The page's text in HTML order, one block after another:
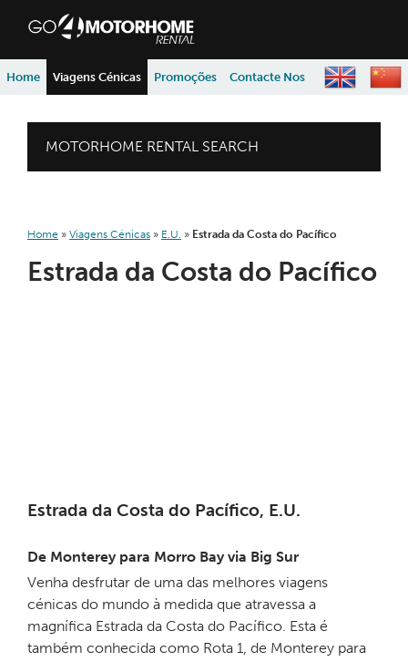
skip to content
skip to navigation
Home Viagens Cénicas Promoções Contacte Nos
MOTORHOME RENTAL SEARCH
Home » Viagens Cénicas » E.U. » Estrada da Costa do Pacífico
Estrada da Costa do Pacífico
Estrada da Costa do Pacífico, E.U.
De Monterey para Morro Bay via Big Sur
Venha desfrutar de uma das melhores viagens
cénicas do mundo à medida que atravessa a
magnífica Estrada da Costa do Pacífico. Esta é
também conhecida como Rota 1, de Monterey para